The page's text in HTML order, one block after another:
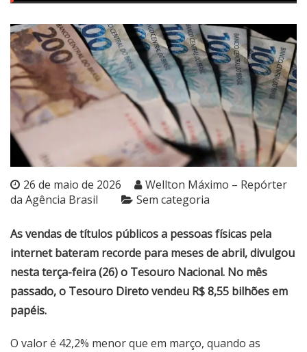
26 de maio de 2026
Wellton Máximo – Repórter
da Agência Brasil
Sem categoria
As vendas de títulos públicos a pessoas físicas pela
internet bateram recorde para meses de abril, divulgou
nesta terça-feira (26) o Tesouro Nacional. No mês
passado, o Tesouro Direto vendeu R$ 8,55 bilhões em
papéis.
O valor é 42,2% menor que em março, quando as